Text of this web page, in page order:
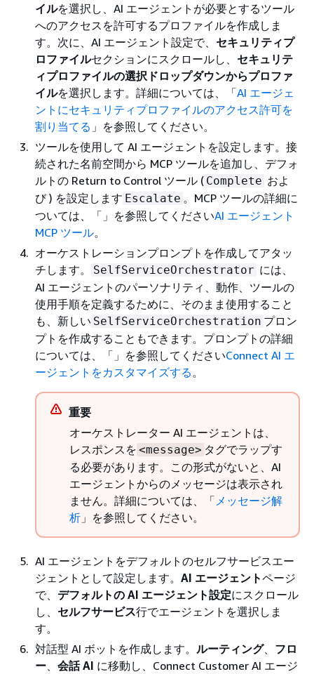
イルを選択し、AI エージェントが必要とするツール
へのアクセスを許可するプロファイルを作成しま
す。次に、AI エージェント設定で、 セキュリティプ
ロファイルセクションにスクロールし、 セキュリテ
ィプロファイルの選択ドロップダウンからプロファ
イルを選択します。詳細については、「AI エージェ
ントにセキュリティプロファイルのアクセス許可を
割り当てる 」を参照してください。
ツールを使用して AI エージェントを設定します。接
続された名前空間から MCP ツールを追加し、デフォ
ルトの Return to Control ツール ( Complete およ
び ) を設定します Escalate 。MCP ツールの詳細に
ついては、「」を参照してくださいAI エージェント
MCP ツール。
オーケストレーションプロンプトを作成してアタッ
チします。
SelfServiceOrchestrator には、
AI エージェントのパーソナリティ、動作、ツールの
使用手順を定義するために、そのまま使用すること
も、新しい SelfServiceOrchestration プロン
プトを作成することもできます。プロンプトの詳細
については、「」を参照してくださいConnect AI エ
ージェントをカスタマイズする 。
重要
オーケストレーター AI エージェントは、
レスポンスを <message> タグでラップす
る必要があります。この形式がないと、AI
エージェントからのメッセージは表示され
ません。詳細については、「 メッセージ解
析 」を参照してください。
AI エージェントをデフォルトのセルフサービスエー
ジェントとして設定します。 AI エージェントページ
で、 デフォルトの AI エージェント設定にスクロール
し、 セルフサービス行でエージェントを選択しま
す。
対話型 AI ボットを作成します。 ルーティング、 フロ
ー
会話 AI に移動し、Connect Customer AI エージ